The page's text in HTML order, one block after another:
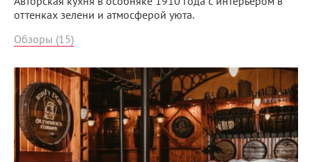
оттенках зелени и атмосферой уюта.
Обзоры (15)